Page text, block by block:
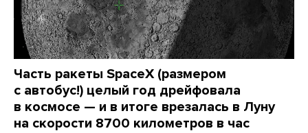
Часть ракеты SpaceX (размером
с автобус!) целый год дрейфовала
в космосе — и в итоге врезалась в Луну
на скорости 8700 километров в час